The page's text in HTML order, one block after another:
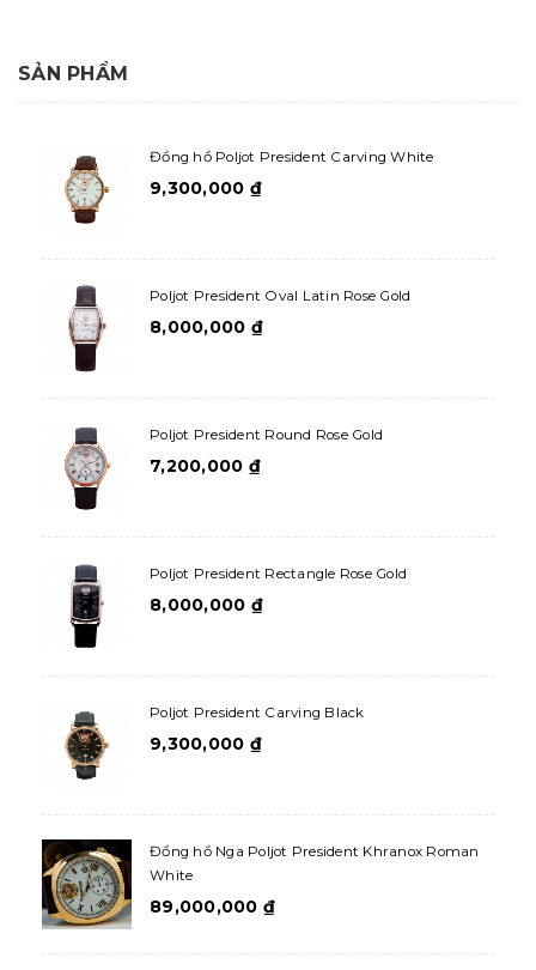
SẢN PHẨM
Đồng hồ Poljot President Carving White
9,300,000 ₫
Poljot President Oval Latin Rose Gold
8,000,000 ₫
Poljot President Round Rose Gold
7,200,000 ₫
Poljot President Rectangle Rose Gold
8,000,000 ₫
Poljot President Carving Black
9,300,000 ₫
Đồng hồ Nga Poljot President Khranox Roman
White
89,000,000 ₫